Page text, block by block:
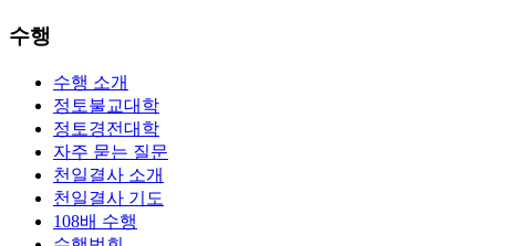
수행
수행 소개
정토불교대학
정토경전대학
자주 묻는 질문
천일결사 소개
천일결사 기도
108배 수행